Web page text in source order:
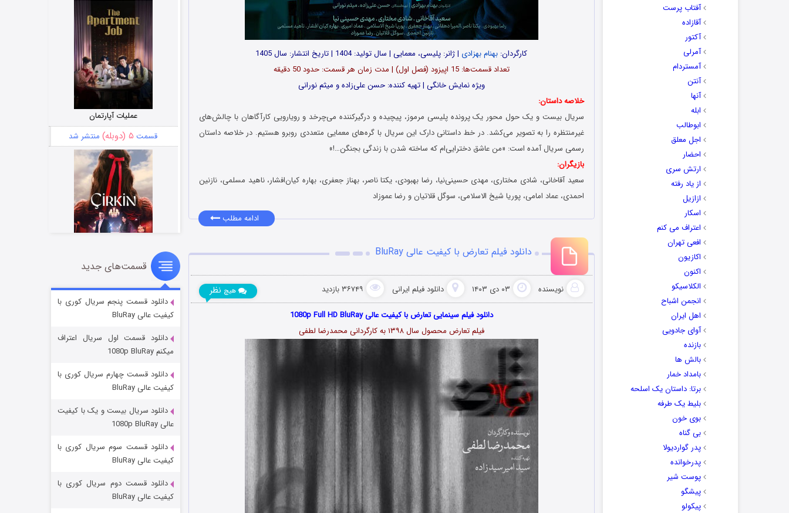
آفتاب پرست
آقازاده
آکتور
آمرلی
آمستردام
آنتن
آنها
ابله
ابوطالب
اجل معلق
احضار
ارتش سری
از یاد رفته
ازازیل
اسکار
اعتراف می کنم
افعی تهران
اکازیون
اکنون
الکلاسیکو
انجمن اشباح
اهل ایران
آوای جادویی
بازنده
بالش ها
بامداد خمار
برتا: داستان یک اسلحه
بلیط یک‌‌ طرفه
بوی خون
بی گناه
پدر گواردیولا
پدرخوانده
پوست شیر
پیشگو
پیکولو
کارگردان: بهنام بهزادی | ژانر: پلیسی، معمایی | سال تولید: 1404 | تاریخ انتشار: سال 1405
تعداد قسمت‌ها: 15 اپیزود (فصل اول) | مدت زمان هر قسمت: حدود 50 دقیقه
ویژه نمایش خانگی | تهیه کننده: حسن علی‌زاده و میثم نورانی
خلاصه داستان:
سریال بیست و یک حول محور یک پرونده پلیسی مرموز، پیچیده و درگیرکننده می‌چرخد و رویارویی کارآگاهان با چالش‌های
غیرمنتظره را به تصویر می‌کشد. در خط داستانی دارک این سریال با گره‌های معمایی متعددی روبرو هستیم. در خلاصه داستان
رسمی سریال آمده است: «من عاشق دخترایی‌ام که ساخته شدن با زندگی بجنگن…!»
بازیگران:
سعید آقاخانی، شادی مختاری، مهدی حسینی‌نیا، رضا بهبودی، یکتا ناصر، بهناز جعفری، بهاره کیان‌افشار، ناهید مسلمی، نازنین
احمدی، عماد امامی، پوریا شیخ الاسلامی، سوگل قلاتیان و رضا عموزاد
ادامه مطلب
دانلود فیلم تعارض با کیفیت عالی BluRay
نویسنده ۰۳ دی ۱۴۰۳ دانلود فیلم‌ ایرانی ۳۶۷۴۹ بازدید هیچ نظر
دانلود فیلم سینمایی تعارض با کیفیت عالی 1080p Full HD BluRay
فیلم تعارض محصول سال ۱۳۹۸ به کارگردانی محمدرضا لطفی
عملیات آپارتمان
قسمت ۵ (دوبله) منتشر شد
سریال زشت
قسمت۲ (زیرنویس) منتشر شد
مردگان متحرک: شهر مرده ۳
قسمت‌های جدید
دانلود قسمت پنجم سریال کوری با
کیفیت عالی BluRay
دانلود قسمت اول سریال اعتراف
میکنم 1080p BluRay
دانلود قسمت چهارم سریال کوری با
کیفیت عالی BluRay
دانلود سریال بیست و یک با کیفیت
عالی 1080p BluRay
دانلود قسمت سوم سریال کوری با
کیفیت عالی BluRay
دانلود قسمت دوم سریال کوری با
کیفیت عالی BluRay